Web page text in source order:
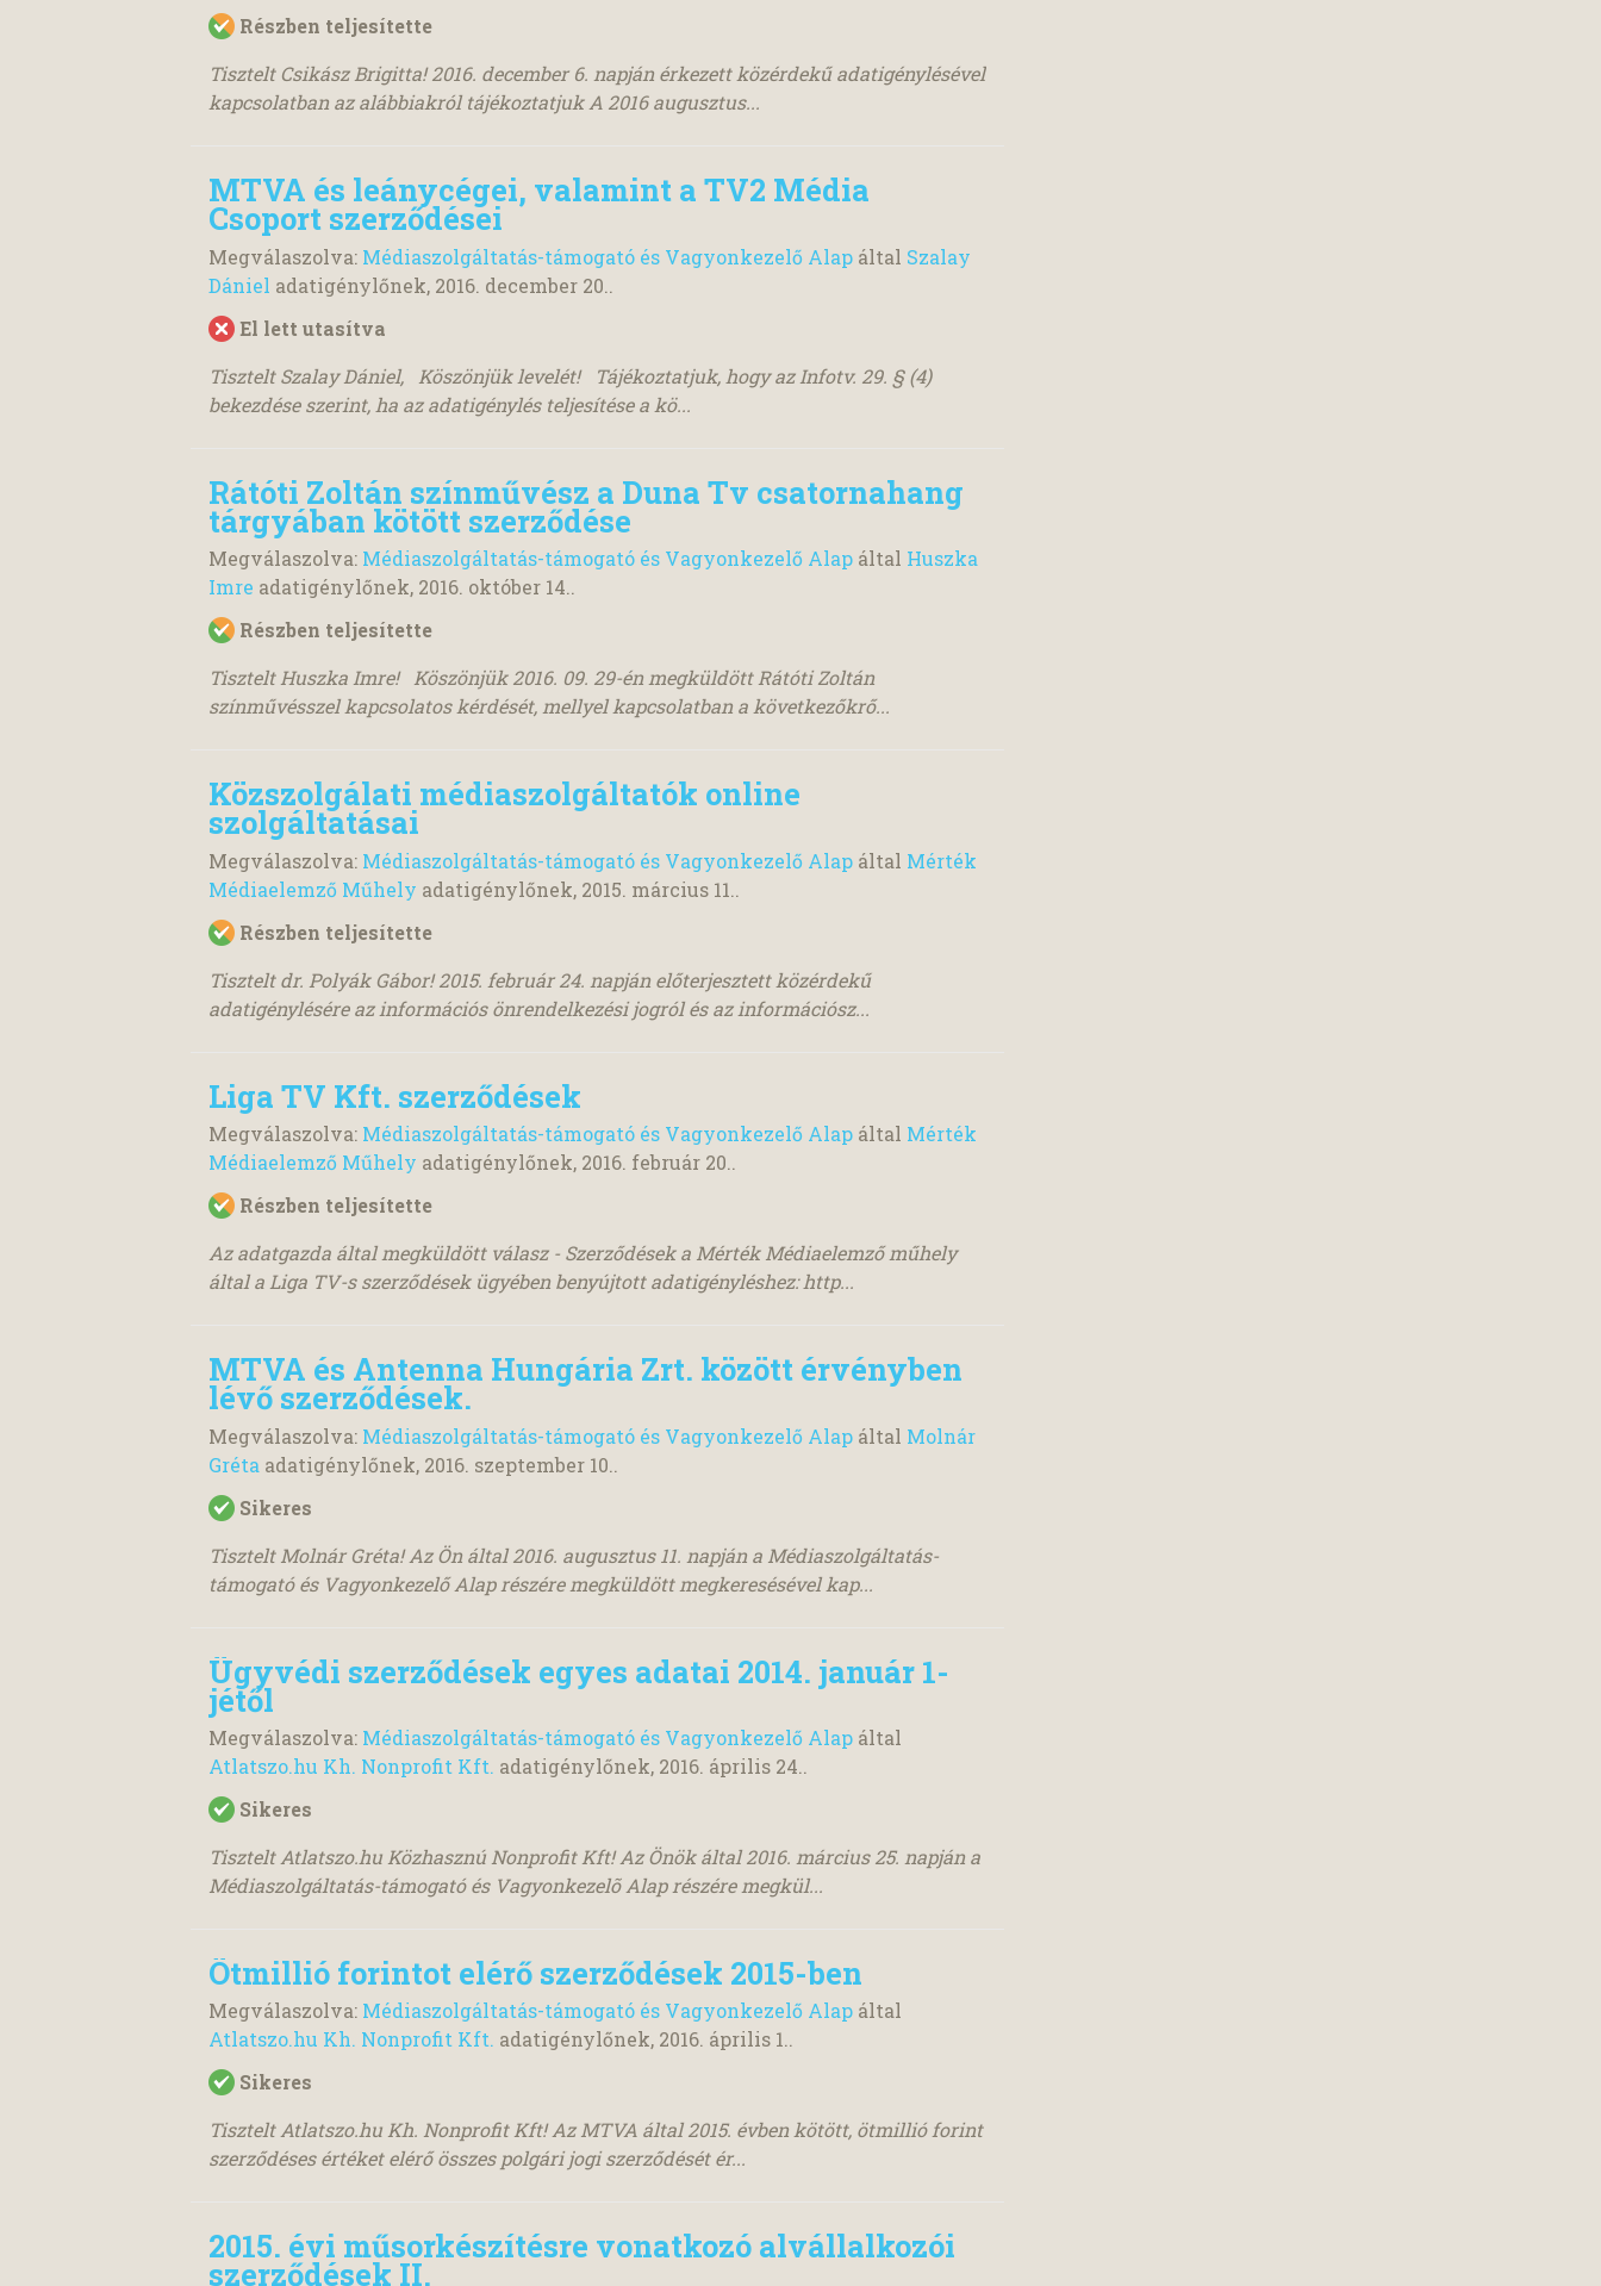
Részben teljesítette
Tisztelt Csikász Brigitta! 2016. december 6. napján érkezett közérdekű adatigénylésével
kapcsolatban az alábbiakról tájékoztatjuk A 2016 augusztus...
MTVA és leánycégei, valamint a TV2 Média
Csoport szerződései
Megválaszolva: Médiaszolgáltatás-támogató és Vagyonkezelő Alap által Szalay
Dániel adatigénylőnek, 2016. december 20..
El lett utasítva
Tisztelt Szalay Dániel, Köszönjük levelét! Tájékoztatjuk, hogy az Infotv. 29. § (4)
bekezdése szerint, ha az adatigénylés teljesítése a kö...
Rátóti Zoltán színművész a Duna Tv csatornahang
tárgyában kötött szerződése
Megválaszolva: Médiaszolgáltatás-támogató és Vagyonkezelő Alap által Huszka
Imre adatigénylőnek, 2016. október 14..
Részben teljesítette
Tisztelt Huszka Imre! Köszönjük 2016. 09. 29-én megküldött Rátóti Zoltán
színművésszel kapcsolatos kérdését, mellyel kapcsolatban a következőkrő...
Közszolgálati médiaszolgáltatók online
szolgáltatásai
Megválaszolva: Médiaszolgáltatás-támogató és Vagyonkezelő Alap által Mérték
Médiaelemző Műhely adatigénylőnek, 2015. március 11..
Részben teljesítette
Tisztelt dr. Polyák Gábor! 2015. február 24. napján előterjesztett közérdekű
adatigénylésére az információs önrendelkezési jogról és az információsz...
Liga TV Kft. szerződések
Megválaszolva: Médiaszolgáltatás-támogató és Vagyonkezelő Alap által Mérték
Médiaelemző Műhely adatigénylőnek, 2016. február 20..
Részben teljesítette
Az adatgazda által megküldött válasz - Szerződések a Mérték Médiaelemző műhely
által a Liga TV-s szerződések ügyében benyújtott adatigényléshez: http...
MTVA és Antenna Hungária Zrt. között érvényben
lévő szerződések.
Megválaszolva: Médiaszolgáltatás-támogató és Vagyonkezelő Alap által Molnár
Gréta adatigénylőnek, 2016. szeptember 10..
Sikeres
Tisztelt Molnár Gréta! Az Ön által 2016. augusztus 11. napján a Médiaszolgáltatás-
támogató és Vagyonkezelő Alap részére megküldött megkeresésével kap...
Ügyvédi szerződések egyes adatai 2014. január 1-
jétől
Megválaszolva: Médiaszolgáltatás-támogató és Vagyonkezelő Alap által
Atlatszo.hu Kh. Nonprofit Kft. adatigénylőnek, 2016. április 24..
Sikeres
Tisztelt Atlatszo.hu Közhasznú Nonprofit Kft! Az Önök által 2016. március 25. napján a
Médiaszolgáltatás-támogató és Vagyonkezelõ Alap részére megkül...
Ötmillió forintot elérő szerződések 2015-ben
Megválaszolva: Médiaszolgáltatás-támogató és Vagyonkezelő Alap által
Atlatszo.hu Kh. Nonprofit Kft. adatigénylőnek, 2016. április 1..
Sikeres
Tisztelt Atlatszo.hu Kh. Nonprofit Kft! Az MTVA által 2015. évben kötött, ötmillió forint
szerződéses értéket elérő összes polgári jogi szerződését ér...
2015. évi műsorkészítésre vonatkozó alvállalkozói
szerződések II.